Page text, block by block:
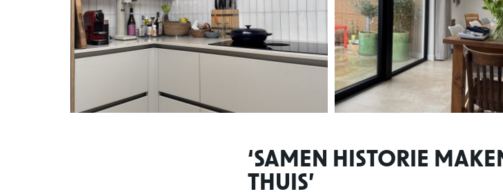
‘SAMEN HISTORIE
THUIS’